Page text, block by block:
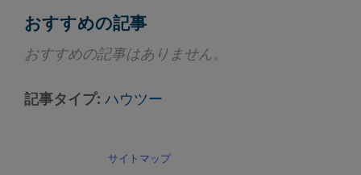
おすすめの記事
おすすめの記事はありません。
記事タイプ ハウツー
サイトマップ